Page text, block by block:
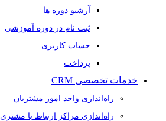
آرشیو دوره ها
ثبت نام در دوره آموزشی
حساب کاربری
پرداخت
خدمات تخصصی CRM
راه‌اندازی واحد امور مشتریان
راه‌اندازی مراکز ارتباط با مشتری